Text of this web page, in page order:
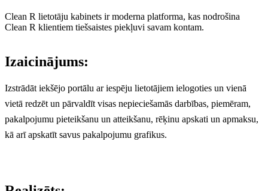
Clean R lietotāju kabinets ir moderna platforma, kas nodrošina
Clean R klientiem tiešsaistes piekļuvi savam kontam.
Izaicinājums:
Izstrādāt iekšējo portālu ar iespēju lietotājiem ielogoties un vienā
vietā redzēt un pārvaldīt visas nepieciešamās darbības, piemēram,
pakalpojumu pieteikšanu un atteikšanu, rēķinu apskati un apmaksu,
kā arī apskatīt savus pakalpojumu grafikus.